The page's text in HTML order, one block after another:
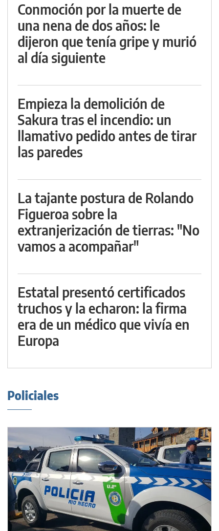
Conmoción por la muerte de
una nena de dos años: le
dijeron que tenía gripe y murió
al día siguiente
Empieza la demolición de
Sakura tras el incendio: un
llamativo pedido antes de tirar
las paredes
La tajante postura de Rolando
Figueroa sobre la
extranjerización de tierras: "No
vamos a acompañar"
Estatal presentó certificados
truchos y la echaron: la firma
era de un médico que vivía en
Europa
Policiales